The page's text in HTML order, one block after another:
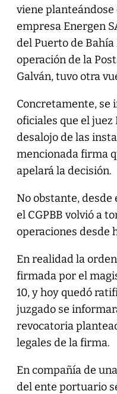
viene planteándose
empresa Energen
del Puerto de
operación de la
Galván, tuvo otra
Concretamente, se
oficiales que el juez
desalojo de las
mencionada firma
apelará la decisión.
No obstante,
el CGPBB volvió a
operaciones desde
En realidad la
firmada por el
10, y hoy quedó
juzgado se
revocatoria
legales de la firma.
En compañía de
del ente portuario